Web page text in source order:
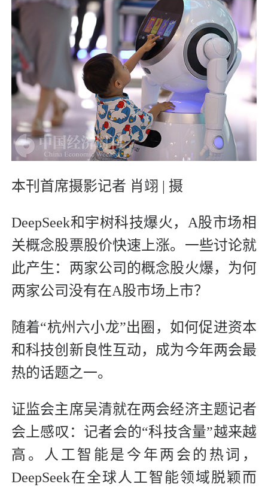
本刊首席摄影记者 肖翊 | 摄
DeepSeek和宇树科技爆火，A股市场相
关概念股票股价快速上涨。一些讨论就
此产生：两家公司的概念股火爆，为何
两家公司没有在A股市场上市？
随着“杭州六小龙”出圈，如何促进资本
和科技创新良性互动，成为今年两会最
热的话题之一。
证监会主席吴清就在两会经济主题记者
会上感叹：记者会的“科技含量”越来越
高。人工智能是今年两会的热词，
DeepSeek在全球人工智能领域脱颖而